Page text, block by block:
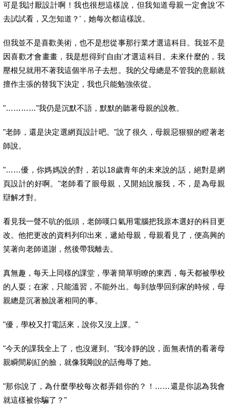
可是我討厭設計啊！我也很想這樣說，但我知道母親一定會說'不
去試試看，又怎知道？'，她每次都這樣說。
但我並不是喜歡美術，也不是想從事那行業才選這科目。 我並不是
因喜歡才會畫畫，我是想得到'自由'才選這科目。 未來什麼的，我
壓根兒就用不著我這個半吊子去想。 我的父母總是不管我的意願就
擅作主張的替我下決定， 我也只能勉強依從。
"…………"我仍是沉默不語，默默的聽著母親的說教。
"老師，還是決定選網頁設計吧。"說了很久，母親惡狠狠的瞪著老
師說。
"……優，你媽媽說的對，若以18歲青年的未來說的話， 絕對是網
頁設計的好啊。"老師看了眼母親，又開始說服我，不，是為母親
辯解才對。
看見我一聲不吭的低頭，老師嘆口氣用電腦把我原本選好的科目更
改。他把更改的資料列印出來，遞給母親，母親看見了， 便高興的
笑著向老師道謝，然後帶我離去。
真無趣，每天上同樣的課堂，學著簡單明瞭的東西， 每天都被學校
的人耍；在家，只能溫習，不能外出。 每到放學回到家的時候，母
親總是沉著臉說著相同的事。
"優，學校又打電話來，說你又沒上課。"
"今天的課我全上了，也沒遲到。"我冷靜的說，面無表情的看著母
親瞬間刷紅的臉，就像我剛說的話侮辱了她。
"那你說了，為什麼學校每次都弄錯你的？！……還是你認為我會
就這樣被你騙了？"